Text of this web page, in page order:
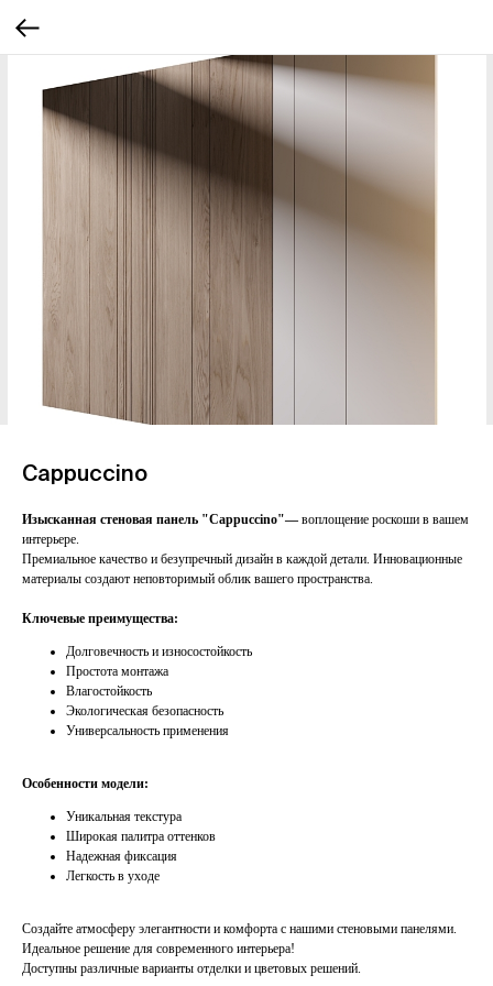
Cappuccino
Изысканная стеновая панель "Cappuccino"— воплощение роскоши в вашем
интерьере.
Премиальное качество и безупречный дизайн в каждой детали. Инновационные
материалы создают неповторимый облик вашего пространства.
Ключевые преимущества:
Долговечность и износостойкость
Простота монтажа
Влагостойкость
Экологическая безопасность
Универсальность применения
Особенности модели:
Уникальная текстура
Широкая палитра оттенков
Надежная фиксация
Легкость в уходе
Создайте атмосферу элегантности и комфорта с нашими стеновыми панелями.
Идеальное решение для современного интерьера!
Доступны различные варианты отделки и цветовых решений.